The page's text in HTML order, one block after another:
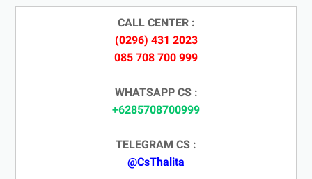
CALL CENTER :
(0296) 431 2023
085 708 700 999
WHATSAPP CS :
+6285708700999
TELEGRAM CS :
@CsThalita